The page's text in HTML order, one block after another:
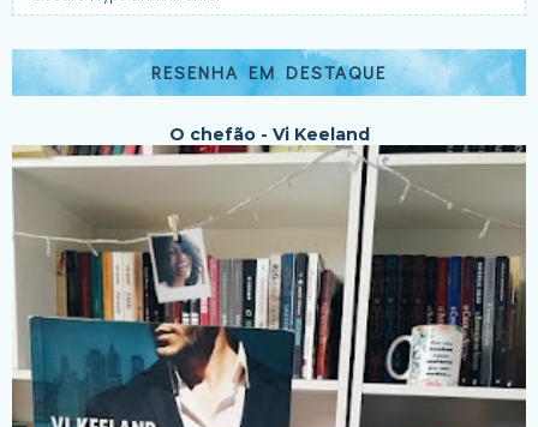
RESENHA EM DESTAQUE
O chefão - Vi Keeland